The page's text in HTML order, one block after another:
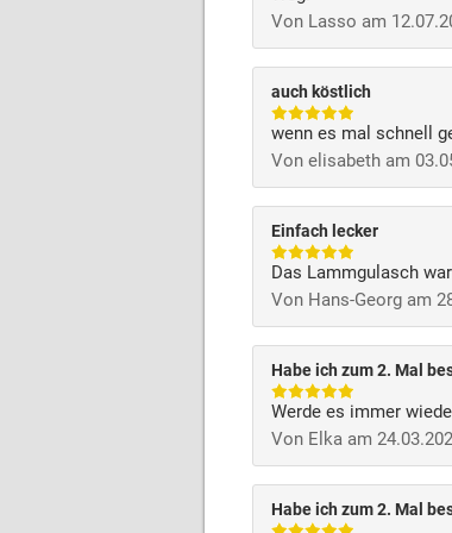
Von Lasso am
auch köstlich
wenn es mal schnell
Von elisabeth am
Einfach lecker
Das Lammgulasch
Von Hans-Georg am
Habe ich zum 2. Mal
Werde es immer
Von Elka am
Habe ich zum 2. Mal